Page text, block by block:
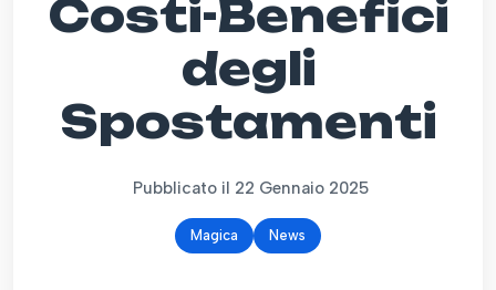
Costi-Benefici
degli
Spostamenti
Pubblicato il 22 Gennaio 2025
Magica News